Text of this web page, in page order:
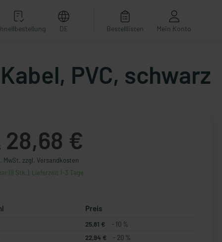
DE Bestelllisten Mein Konto
PVC, schwarz
28,68 €
MwSt. zzgl. Versandkosten
(9 Stk.), Lieferzeit 1-3 Tage
Preis
25,81 €
- 10 %
22,94 €
- 20 %